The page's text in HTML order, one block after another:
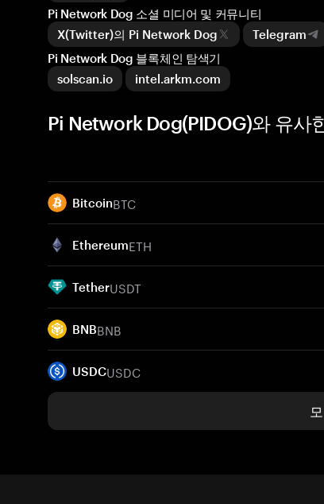
Pi Network Dog 소셜 미디어 및 커뮤니티
X(Twitter)의 Pi Network Dog
Telegram
Pi Network Dog 블록체인 탐색기
solscan.io
intel.arkm.com
Pi Network Dog(PIDOG)와 유사
BitcoinBTC
EthereumETH
TetherUSDT
BNBBNB
USDCUSDC